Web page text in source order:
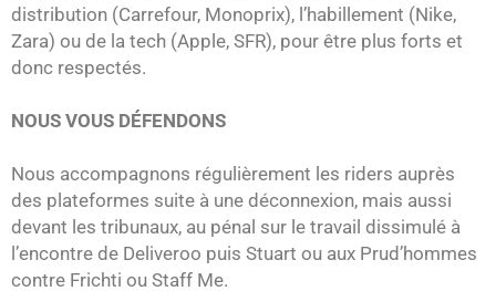
distribution (Carrefour, Monoprix), l’habillement (Nike,
Zara) ou de la tech (Apple, SFR), pour être plus forts et
donc respectés.
NOUS VOUS DÉFENDONS
Nous accompagnons régulièrement les riders auprès
des plateformes suite à une déconnexion, mais aussi
devant les tribunaux, au pénal sur le travail dissimulé à
l’encontre de Deliveroo puis Stuart ou aux Prud’hommes
contre Frichti ou Staff Me.